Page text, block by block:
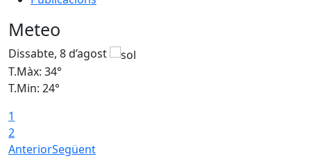
Meteo
Dissabte, 8 d’agost
T.Màx: 34°
T.Min: 24°
1
2
AnteriorSegüent